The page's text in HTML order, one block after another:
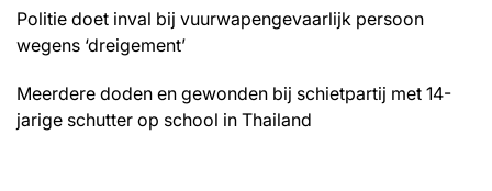
Politie doet inval bij vuurwapengevaarlijk persoon
wegens ‘dreigement’
Meerdere doden en gewonden bij schietpartij met 14-
jarige schutter op school in Thailand